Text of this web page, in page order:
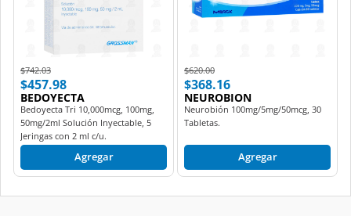
Price reduced from
$742.03to
$457.98
BEDOYECTA
Bedoyecta Tri 10,000mcg, 100mg,
50mg/2ml Solución Inyectable, 5
Jeringas con 2 ml c/u.
Agregar
Price reduced from
$620.00to
$368.16
NEUROBION
Neurobión 100mg/5mg/50mcg, 30
Tabletas.
Agregar